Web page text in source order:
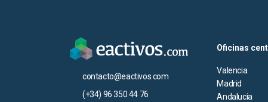
contacto@eactivos.com
(+34) 96 350 44 76
Oficinas
Valencia
Madrid
Andalucia